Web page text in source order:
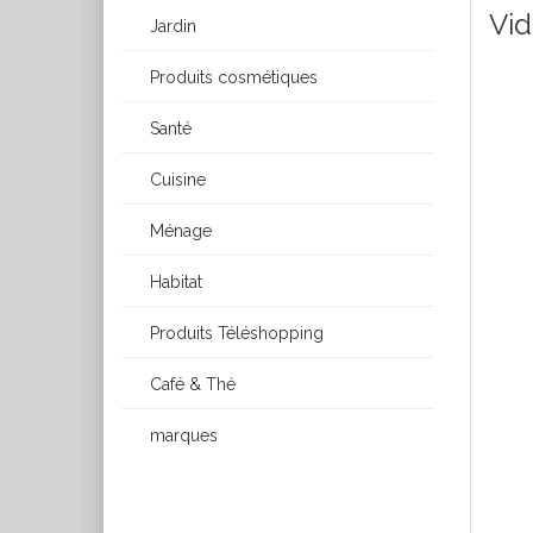
Jardin
Produits cosmétiques
Santé
Cuisine
Ménage
Habitat
Produits Téléshopping
Café & Thé
marques